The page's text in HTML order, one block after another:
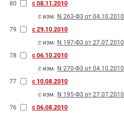
80
с 08.11.2010
с изм. N 263-Ф3 от 04.10.2010
79
с 29.10.2010
с изм. N 197-Ф3 от 27.07.2010
78
с 06.10.2010
с изм. N 270-Ф3 от 04.10.2010
77
с 10.08.2010
с изм. N 195-Ф3 от 27.07.2010
76
с 06.08.2010